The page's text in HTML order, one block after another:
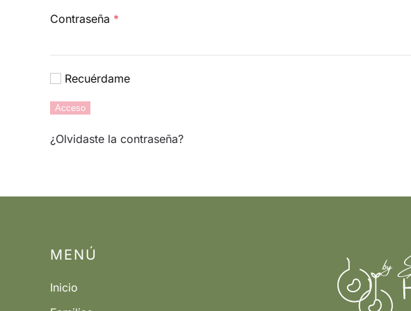
Contraseña *
Recuérdame
Acceso
¿Olvidaste la contraseña?
MENÚ
Inicio